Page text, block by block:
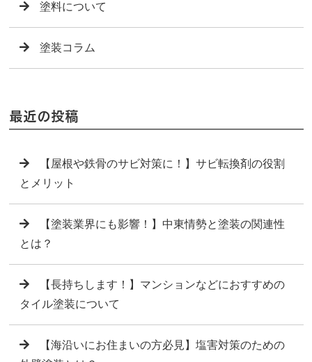
塗料について
塗装コラム
最近の投稿
【屋根や鉄骨のサビ対策に！】サビ転換剤の役割
とメリット
【塗装業界にも影響！】中東情勢と塗装の関連性
とは？
【長持ちします！】マンションなどにおすすめの
タイル塗装について
【海沿いにお住まいの方必見】塩害対策のための